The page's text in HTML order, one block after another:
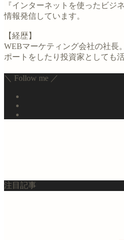
『インターネットを使ったビジ
情報発信しています。
【経歴】
WEBマーケティング会社の社長
ポートをしたり投資家としても
＼ Follow me ／
注目記事